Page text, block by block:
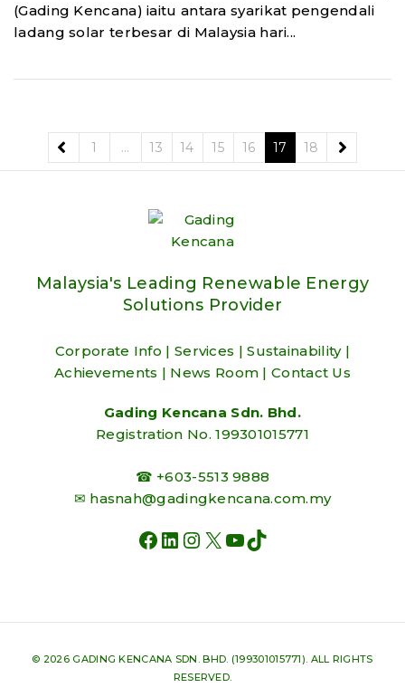
(Gading Kencana) iaitu antara syarikat pengendali
ladang solar terbesar di Malaysia hari...
1 … 13 14 15 16 17 18
Malaysia's Leading Renewable Energy
Solutions Provider
Corporate Info | Services |Sustainability|
Achievements | News Room |Contact Us
Gading Kencana Sdn. Bhd.
Registration No. 199301015771
☎ +603-5513 9888
✉ hasnah@gadingkencana.com.my
FACEBOOK
LINKEDININSTAGRAM
X YOUTUBE
TIKTOK
© 2026 GADING KENCANA SDN. BHD. (199301015771). ALL RIGHTS
RESERVED.